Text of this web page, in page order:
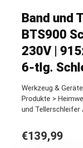
Band und
BTS900
230V |
6-tlg.
Werkzeug &
Produkte >
und
€139,99